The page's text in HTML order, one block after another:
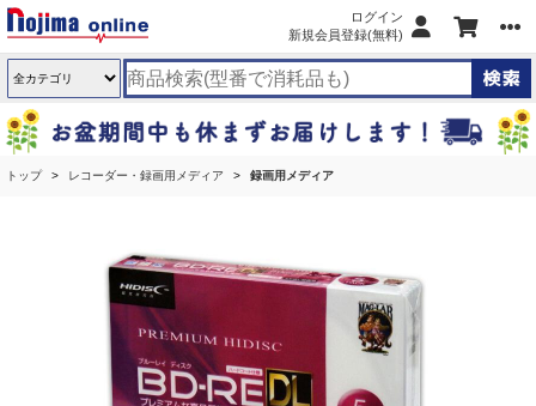
ログイン
新規会員登録(無料)
トップ レコーダー・録画用メディア 録画用メディア